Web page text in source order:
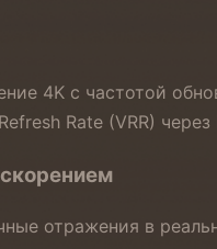
4K с частотой
Rate (VRR) через
отражения в